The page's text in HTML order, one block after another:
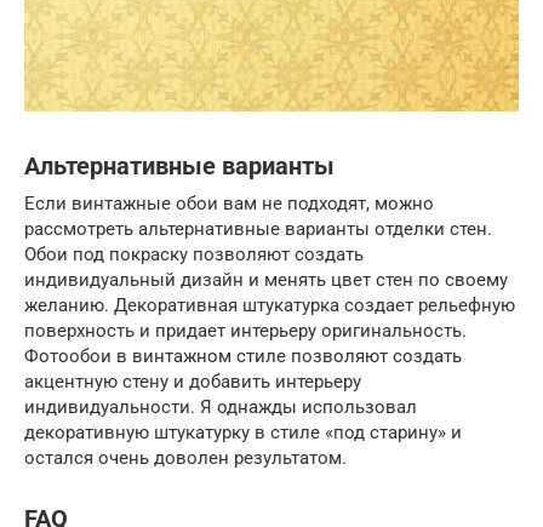
Альтернативные варианты
Если винтажные обои вам не подходят, можно
рассмотреть альтернативные варианты отделки стен.
Обои под покраску позволяют создать
индивидуальный дизайн и менять цвет стен по своему
желанию. Декоративная штукатурка создает рельефную
поверхность и придает интерьеру оригинальность.
Фотообои в винтажном стиле позволяют создать
акцентную стену и добавить интерьеру
индивидуальности. Я однажды использовал
декоративную штукатурку в стиле «под старину» и
остался очень доволен результатом.
FAQ